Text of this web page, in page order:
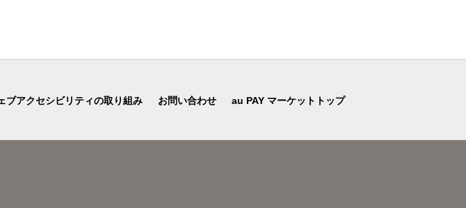
ブアクセシビリティの取り組み お問い合わせ au PAY マーケットトップ